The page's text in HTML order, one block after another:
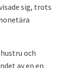
sig, trots
och
av en en